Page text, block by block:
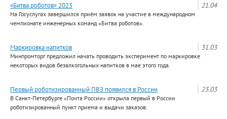
21.04
«Битва роботов» 2023
На Госуслугах завершился приём заявок на участие в международном
чемпионате инженерных команд «Битва роботов».
31.03
Маркировка напитков
Минпромторг предложил начать проводить эксперимент по маркировке
некоторых видов безалкогольных напитков в мае этого года.
23.03
Первый роботизированный ПВЗ появился в России
В Санкт-Петербурге «Почта России» открыла первый в России
роботизированный пункт приема и выдачи заказов.